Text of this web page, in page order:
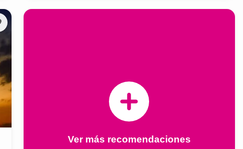
Ver más recomendaciones